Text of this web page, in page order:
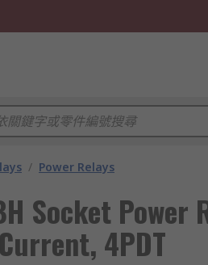
/ Power Relays
Socket Power
4PDT